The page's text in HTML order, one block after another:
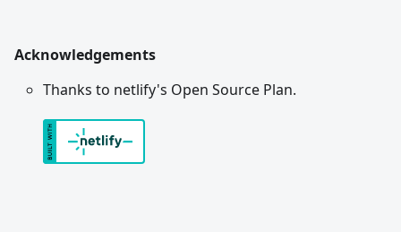
Acknowledgements
Thanks to netlify's Open Source Plan.